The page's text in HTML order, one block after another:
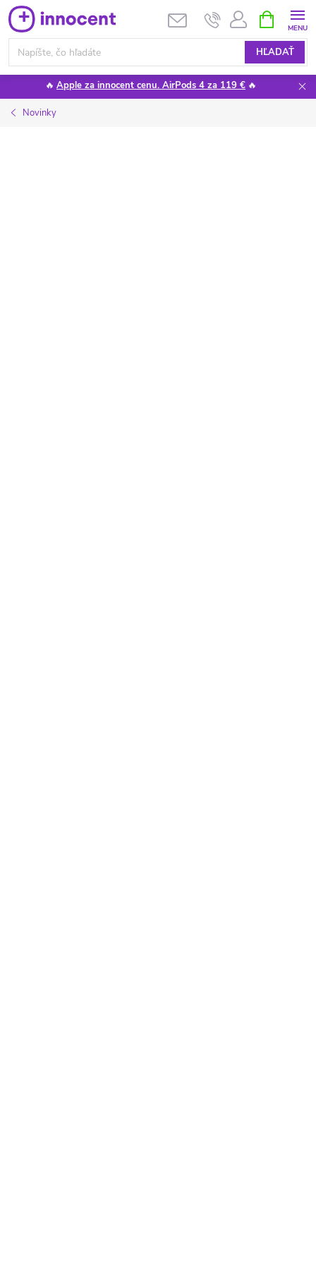
Prejsť
na
obsah
HĽADAŤ
KOŠÍK
🔥 Apple za innocent cenu. AirPods 4 za 119 € 🔥
Novinky